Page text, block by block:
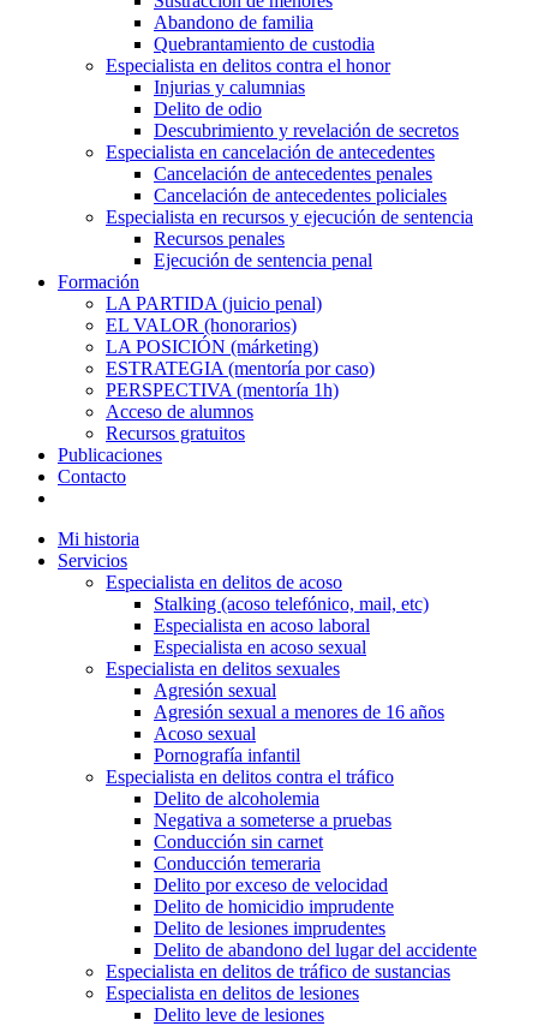
Abandono de familia
Quebrantamiento de custodia
Especialista en delitos contra el honor
Injurias y calumnias
Delito de odio
Descubrimiento y revelación de secretos
Especialista en cancelación de antecedentes
Cancelación de antecedentes penales
Cancelación de antecedentes policiales
Especialista en recursos y ejecución de sentencia
Recursos penales
Ejecución de sentencia penal
Formación
LA PARTIDA (juicio penal)
EL VALOR (honorarios)
LA POSICIÓN (márketing)
ESTRATEGIA (mentoría por caso)
PERSPECTIVA (mentoría 1h)
Acceso de alumnos
Recursos gratuitos
Publicaciones
Contacto
Mi historia
Servicios
Especialista en delitos de acoso
Stalking (acoso telefónico, mail, etc)
Especialista en acoso laboral
Especialista en acoso sexual
Especialista en delitos sexuales
Agresión sexual
Agresión sexual a menores de 16 años
Acoso sexual
Pornografía infantil
Especialista en delitos contra el tráfico
Delito de alcoholemia
Negativa a someterse a pruebas
Conducción sin carnet
Conducción temeraria
Delito por exceso de velocidad
Delito de homicidio imprudente
Delito de lesiones imprudentes
Delito de abandono del lugar del accidente
Especialista en delitos de tráfico de sustancias
Especialista en delitos de lesiones
Delito leve de lesiones